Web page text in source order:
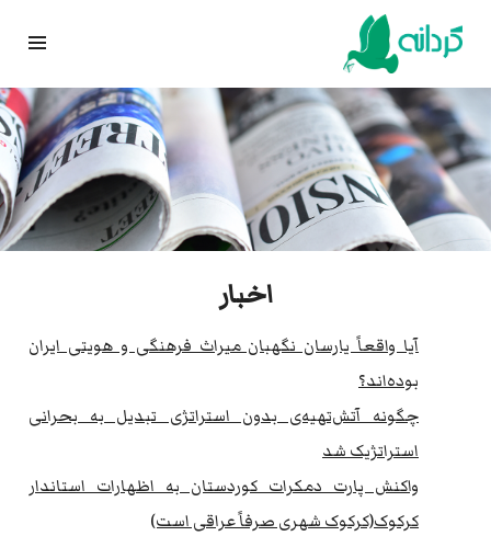
Skip
content
اخبار
آیا واقعاً یارسان نگهبان میراث فرهنگی و هویتی ایران
بوده‌اند؟
​چگونه آتش‌تهیه‌ی بدون استراتژی تبدیل به بحرانی
استراتژیک شد
واکنش پارت دمکرات کوردستان به اظهارات استاندار
کرکوک(کرکوک شهری صرفاً عراقی است)